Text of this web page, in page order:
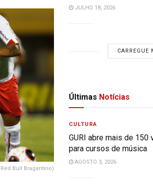
Bull Bragantino)
JULHO 18, 2026
CARREGUE
Últimas Notícias
CULTURA
GURI abre mais de 150
para cursos de música
AGOSTO 3, 2026